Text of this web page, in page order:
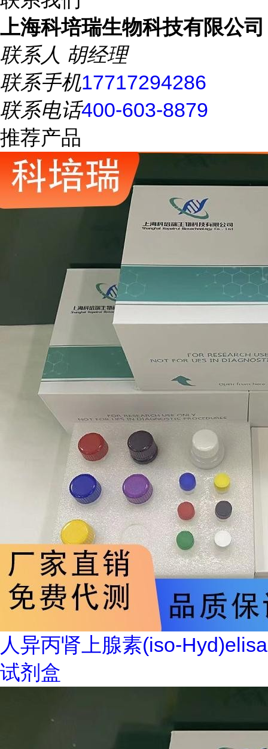
上海科培瑞生物科技有限公司
联系人 胡经理
联系手机17717294286
联系电话400-603-8879
推荐产品
人异丙肾上腺素(iso-Hyd)elisa
试剂盒